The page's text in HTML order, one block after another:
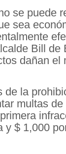
se puede
sea
Bill de
dañan el
de la
multas de
y $ 1,000